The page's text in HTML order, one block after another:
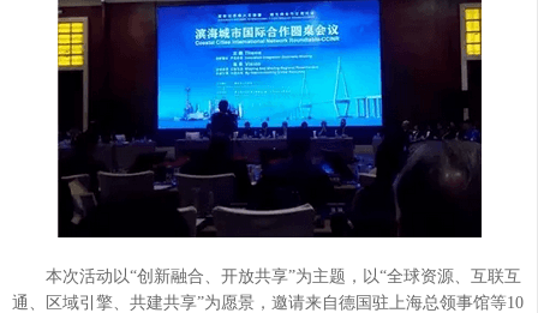
本次活动以“创新融合、开放共享”为主题，以“全球资源、互联互
通、区域引擎、共建共享”为愿景，邀请来自德国驻上海总领事馆等10